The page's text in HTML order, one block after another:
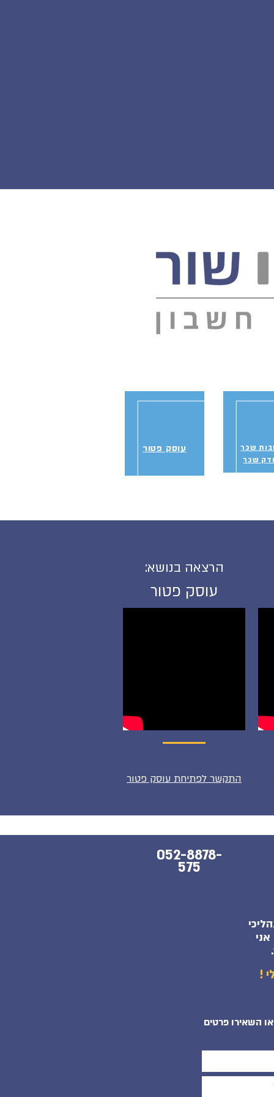
עוסק פטור
שכר
שכר
הרצאה בנושא:
עוסק פטור
התקשר לפתיחת עוסק פטור
052-8878-
575
או השאירו פרטים